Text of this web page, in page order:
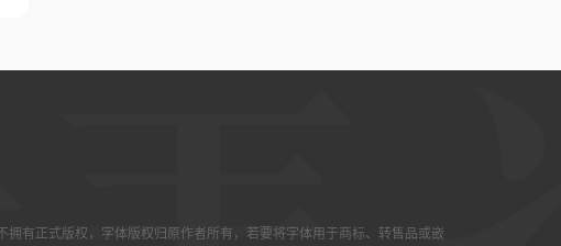
有正式版权，字体版权归原作者所有，若要将字体用于商标、转售品或嵌